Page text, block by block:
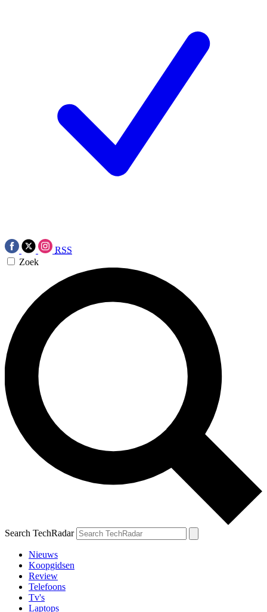
RSS
Zoek
Search TechRadar
Nieuws
Koopgidsen
Review
Telefoons
Tv's
Laptops